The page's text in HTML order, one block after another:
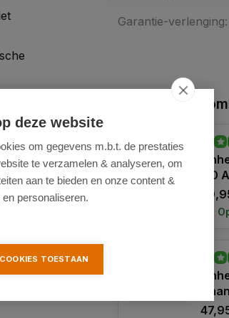
grip
Garantie-verlenging:
Aanbevolen
4,0
deze website
om gegevens m.b.t. de prestaties
te verzamelen & analyseren, om
aan te bieden en onze content &
personaliseren.
TOESTAAN